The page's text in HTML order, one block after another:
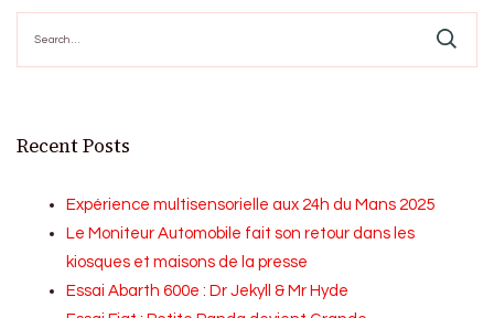
for:
Recent Posts
Expérience multisensorielle aux 24h du Mans 2025
Le Moniteur Automobile fait son retour dans les
kiosques et maisons de la presse
Essai Abarth 600e : Dr Jekyll & Mr Hyde